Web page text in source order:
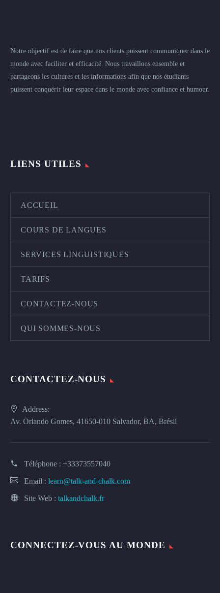
Notre objectif est de faire que nos clients puissent communiquer dans le
monde avec faciliter et efficacité. Nous travaillons ensemble et
partageons les cultures et les informations afin que nos étudiants
puissent conquérir leur espace dans le monde avec confiance et humour.
LIENS UTILES
ACCUEIL
COURS DE LANGUES
SERVICES LINGUISTIQUES
TARIFS
CONTACTEZ-NOUS
QUI SOMMES-NOUS
CONTACTEZ-NOUS
Address:
Av. Orlando Gomes, 41650-010 Salvador, BA, Brésil
Téléphone : +33373557040
Email : learn@talk-and-chalk.com
Site Web : talkandchalk.fr
CONNECTEZ-VOUS AU MONDE